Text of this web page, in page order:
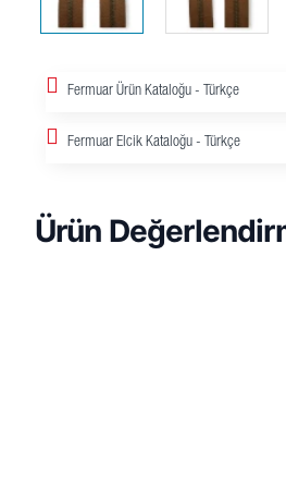
Fermuar Ürün Kataloğu - Türkçe
Fermuar Elcik Kataloğu - Türkçe
Ürün